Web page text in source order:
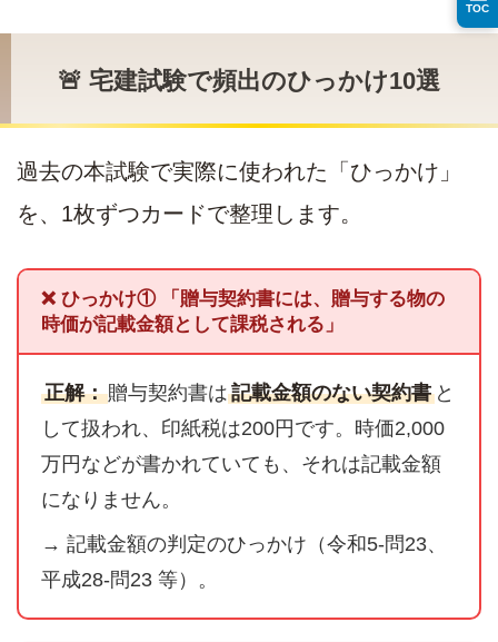
🚨 宅建試験で頻出のひっかけ10選
過去の本試験で実際に使われた「ひっかけ」
を、1枚ずつカードで整理します。
❌ ひっかけ① 「贈与契約書には、贈与する物の
時価が記載金額として課税される」
正解： 贈与契約書は 記載金額のない契約書 と
して扱われ、印紙税は200円です。時価2,000
万円などが書かれていても、それは記載金額
になりません。
→ 記載金額の判定のひっかけ（令和5-問23、
平成28-問23 等）。
TOC